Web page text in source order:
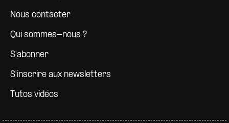
Nous contacter
Qui sommes-nous ?
S'abonner
S'inscrire aux newsletters
Tutos vidéos